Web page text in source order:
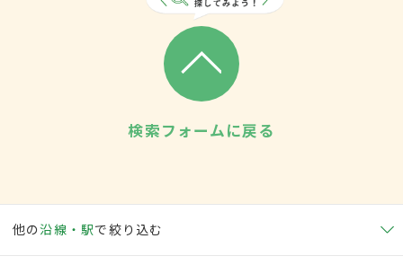
検索フォームに戻る
他の沿線・駅で絞り込む